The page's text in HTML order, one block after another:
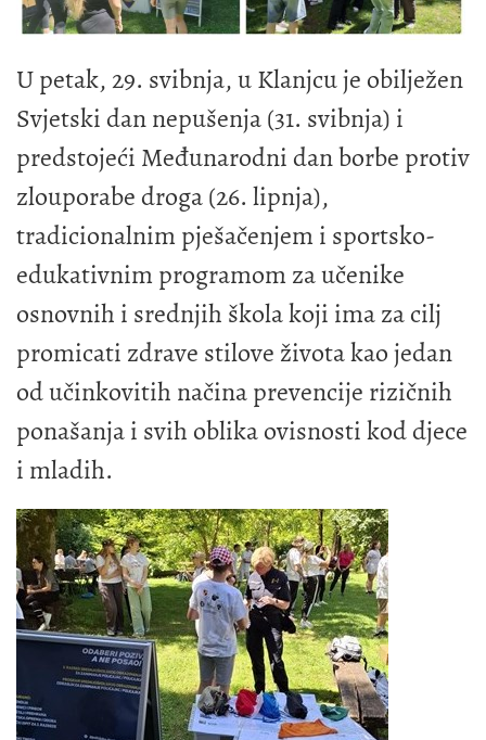
U petak, 29. svibnja, u Klanjcu je obilježen
Svjetski dan nepušenja (31. svibnja) i
predstojeći Međunarodni dan borbe protiv
zlouporabe droga (26. lipnja),
tradicionalnim pješačenjem i sportsko-
edukativnim programom za učenike
osnovnih i srednjih škola koji ima za cilj
promicati zdrave stilove života kao jedan
od učinkovitih načina prevencije rizičnih
ponašanja i svih oblika ovisnosti kod djece
i mladih.